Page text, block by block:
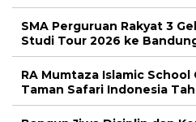
SMA Perguruan Rakyat 3
Studi Tour 2026 ke
RA Mumtaza Islamic
Taman Safari Indonesia